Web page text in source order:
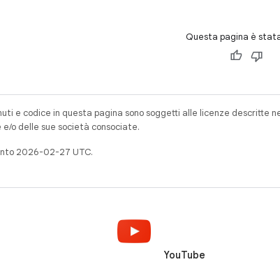
Questa pagina è
e codice in questa pagina sono soggetti alle licenze descritte
o delle sue società consociate.
2026-02-27 UTC.
YouTube